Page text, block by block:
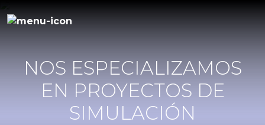
NOS ESPECIALIZAMOS
EN PROYECTOS DE
SIMULACIÓN